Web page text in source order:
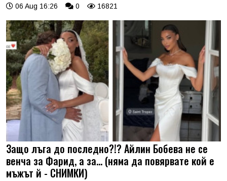
06 Aug 16:26 0 16821
Защо лъга до последно?!? Айлин Бобева не се
венча за Фарид, а за... (няма да повярвате кой е
мъжът й - СНИМКИ)